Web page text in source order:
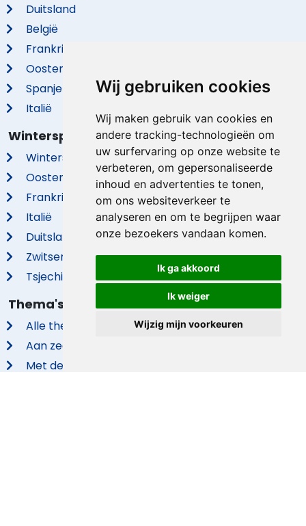
Wij gebruiken cookies
Wij maken gebruik van cookies en
andere tracking-technologieën om
uw surfervaring op onze website te
verbeteren, om gepersonaliseerde
inhoud en advertenties te tonen,
om ons websiteverkeer te
analyseren en om te begrijpen waar
onze bezoekers vandaan komen.
Ik ga akkoord
Ik weiger
Wijzig mijn voorkeuren
Duitsland
België
Frankrijk
Oostenrijk
Spanje
Italië
Wintersport
Wintersport
Oostenrijk
Frankrijk
Italië
Duitsland
Zwitserland
Tsjechië
Thema's
Alle thema's
Aan zee
Met de hond